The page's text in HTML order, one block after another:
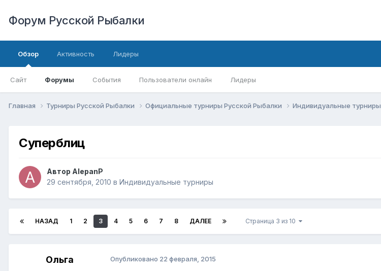
Форум Русской Рыбалки
Обзор
Сайт Форумы События Пользователи онлайн Лидеры
Активность Лидеры
Главная Турниры Русской Рыбалки Официальные турниры Русской Рыбалки Индивидуальные турниры
Суперблиц
Автор AlepanP
29 сентября, 2010 в Индивидуальные турниры
НАЗАД 1 2 3 4 5 6 7 8 ДАЛЕЕ Страница 3 из 10
Ольга Опубликовано 22 февраля, 2015